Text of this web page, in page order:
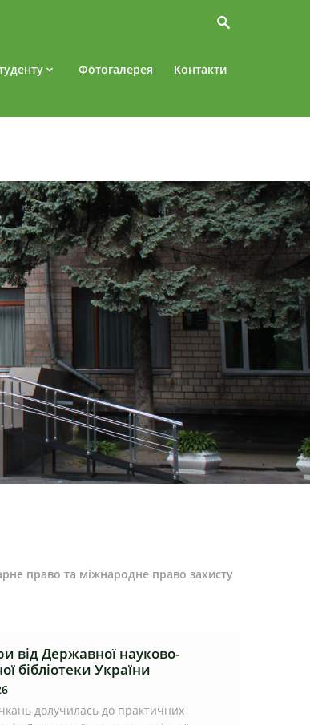
Фотогалерея Контакти
право та міжнародне право захисту
від Державної науково-
бібліотеки України
долучилась до практичних